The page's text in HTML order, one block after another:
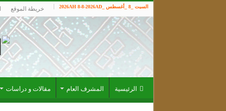
السبت _8 _أغسطس _2026AH 8-8-2026AD خريطة الموقع
الرئيسية المشرف العام مقالات و دراسات